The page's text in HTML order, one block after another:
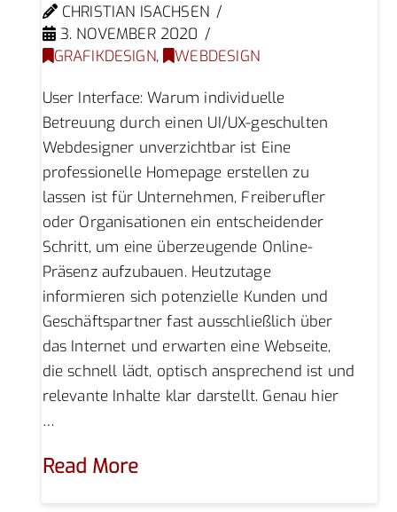
CHRISTIAN ISACHSEN
3. NOVEMBER 2020
GRAFIKDESIGN, WEBDESIGN
User Interface: Warum individuelle
Betreuung durch einen UI/UX-geschulten
Webdesigner unverzichtbar ist Eine
professionelle Homepage erstellen zu
lassen ist für Unternehmen, Freiberufler
oder Organisationen ein entscheidender
Schritt, um eine überzeugende Online-
Präsenz aufzubauen. Heutzutage
informieren sich potenzielle Kunden und
Geschäftspartner fast ausschließlich über
das Internet und erwarten eine Webseite,
die schnell lädt, optisch ansprechend ist und
relevante Inhalte klar darstellt. Genau hier
…
Read More